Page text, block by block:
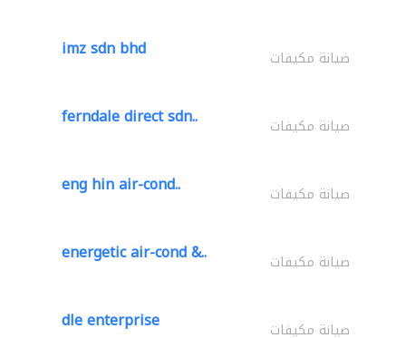
imz sdn bhd صيانة مكيفات
ferndale direct sdn.. صيانة مكيفات
eng hin air-cond.. صيانة مكيفات
energetic air-cond &.. صيانة مكيفات
dle enterprise صيانة مكيفات